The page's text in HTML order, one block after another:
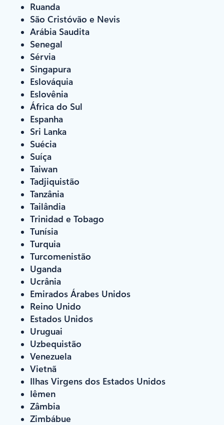
Ruanda
São Cristóvão e Nevis
Arábia Saudita
Senegal
Sérvia
Singapura
Eslováquia
Eslovênia
África do Sul
Espanha
Sri Lanka
Suécia
Suíça
Taiwan
Tadjiquistão
Tanzânia
Tailândia
Trinidad e Tobago
Tunísia
Turquia
Turcomenistão
Uganda
Ucrânia
Emirados Árabes Unidos
Reino Unido
Estados Unidos
Uruguai
Uzbequistão
Venezuela
Vietnã
Ilhas Virgens dos Estados Unidos
Iêmen
Zâmbia
Zimbábue